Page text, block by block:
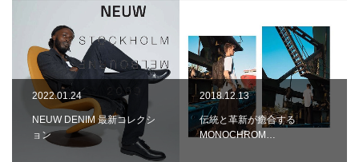
2022.01.24
NEUW DENIM 最新コレクシ
ョン
2018.12.13
伝統と革新が癒合する
MONOCHROM…